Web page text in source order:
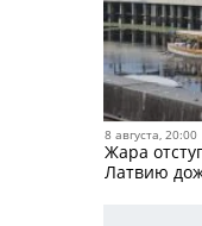
8 августа, 20:00
Жара
Латвию